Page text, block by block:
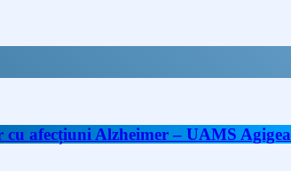
afecțiuni Alzheimer – UAMS Agigea